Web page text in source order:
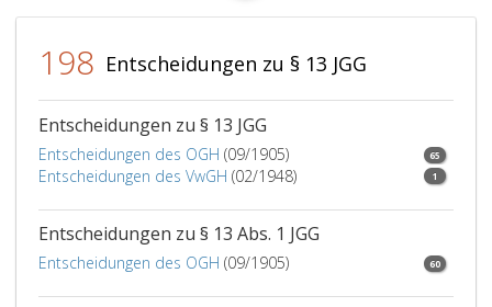
198 Entscheidungen zu § 13 JGG
Entscheidungen zu § 13 JGG
Entscheidungen des OGH (09/1905) 65
Entscheidungen des VwGH (02/1948) 1
Entscheidungen zu § 13 Abs. 1 JGG
Entscheidungen des OGH (09/1905) 60